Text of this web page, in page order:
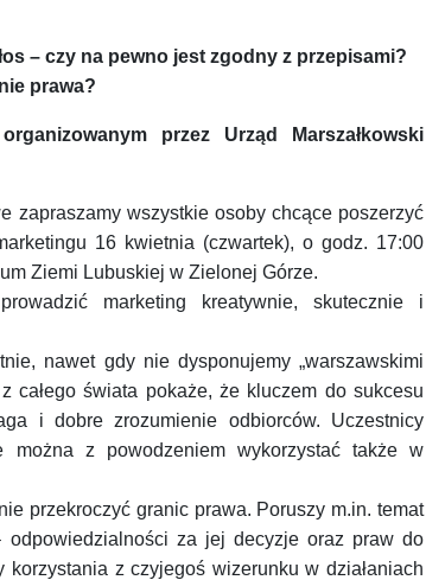
– czy na pewno jest zgodny z przepisami?
prawa?
przez Urząd Marszałkowski
zapraszamy wszystkie osoby chcące poszerzyć
16 kwietnia (czwartek), o godz. 17:00
Ziemi Lubuskiej w Zielonej Górze.
marketing kreatywnie, skutecznie i
nawet gdy nie dysponujemy „warszawskimi
całego świata pokaże, że kluczem do sukcesu
i dobre zrozumienie odbiorców. Uczestnicy
można z powodzeniem wykorzystać także w
przekroczyć granic prawa. Poruszy m.in. temat
za jej decyzje oraz praw do
z czyjegoś wizerunku w działaniach